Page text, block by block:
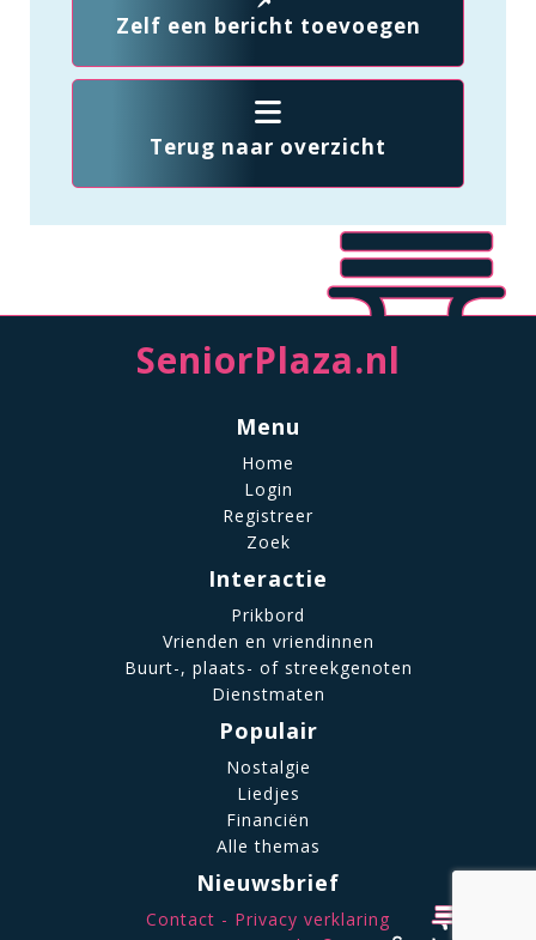
Zelf een bericht toevoegen
Terug naar overzicht
SeniorPlaza.nl
Menu
Home
Login
Registreer
Zoek
Interactie
Prikbord
Vrienden en vriendinnen
Buurt-, plaats- of streekgenoten
Dienstmaten
Populair
Nostalgie
Liedjes
Financiën
Alle themas
Nieuwsbrief
Contact
Privacy verklaring